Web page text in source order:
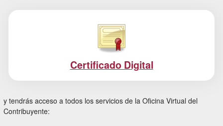
Certificado Digital
y tendrás acceso a todos los servicios de la Oficina Virtual del
Contribuyente: